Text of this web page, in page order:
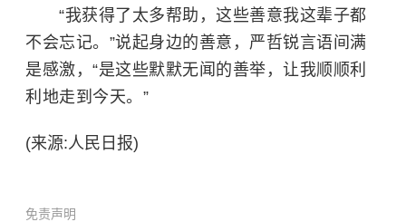
“我获得了太多帮助，这些善意我这辈子都
不会忘记。”说起身边的善意，严哲锐言语间满
是感激，“是这些默默无闻的善举，让我顺顺利
利地走到今天。”
(来源:人民日报)
免责声明